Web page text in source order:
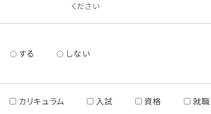
ください
する しない
カリキュラム 入試 資格 就職